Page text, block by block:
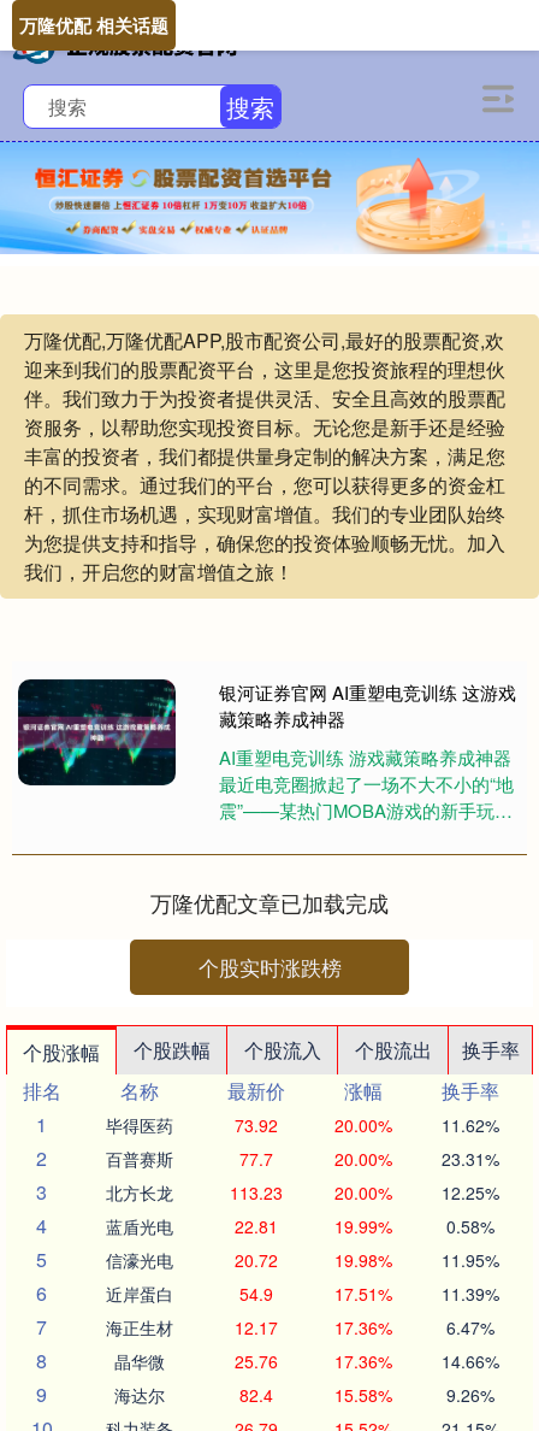
搜索
万隆优配,万隆优配APP,股市配资公司,最好的股票配资,欢
迎来到我们的股票配资平台，这里是您投资旅程的理想伙
伴。我们致力于为投资者提供灵活、安全且高效的股票配
资服务，以帮助您实现投资目标。无论您是新手还是经验
丰富的投资者，我们都提供量身定制的解决方案，满足您
的不同需求。通过我们的平台，您可以获得更多的资金杠
杆，抓住市场机遇，实现财富增值。我们的专业团队始终
为您提供支持和指导，确保您的投资体验顺畅无忧。加入
我们，开启您的财富增值之旅！
万隆优配 相关话题
银河证券官网 AI重塑电竞训练 这游戏
藏策略养成神器
AI重塑电竞训练 游戏藏策略养成神器
最近电竞圈掀起了一场不大不小的“地
震”——某热门MOBA游戏的新手玩
赛中击败了职业青训选....
万隆优配文章已加载完成
个股实时涨跌榜
个股涨幅 个股跌幅 个股流入 个股流出
换手率
排名
名称 最新价 涨幅
换手率
1
毕得医药 73.92 20.00% 11.62%
2 百普赛斯 77.7 20.00% 23.31%
3 北方长龙 113.23 20.00% 12.25%
4 蓝盾光电 22.81 19.99% 0.58%
5 信濠光电 20.72 19.98% 11.95%
6 近岸蛋白 54.9 17.51% 11.39%
7 海正生材 12.17 17.36% 6.47%
8 晶华微 25.76 17.36% 14.66%
9 海达尔 82.4 15.58% 9.26%